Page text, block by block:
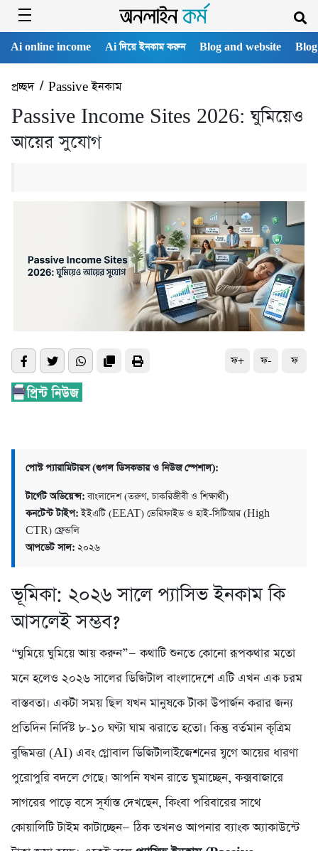
Ai online income Ai দিয়ে ইনকাম করুন Blog and website
প্রচ্ছদ/ Passive ইনকাম
Passive Income Sites 2026: ঘুমিয়েও
আয়ের সুযোগ
ফ+ ফ- ফ
পোস্ট প্যারামিটারস (গুগল ডিসকভার ও নিউজ স্পেশাল):
টার্গেট অডিয়েন্স:বাংলাদেশ (তরুণ, চাকরিজীবী ও শিক্ষার্থী)
কনটেন্ট টাইপ:ইইএটি (EEAT) ভেরিফাইড ও হাই-সিটিআর (High
CTR) ফ্রেন্ডলি
আপডেট সাল: ২০২৬
ভূমিকা: ২০২৬ সালে প্যাসিভ ইনকাম কি
আসলেই সম্ভব?
“ঘুমিয়ে ঘুমিয়ে আয় করুন”— কথাটি শুনতে কোনো রূপকথার মতো
মনে হলেও ২০২৬ সালের ডিজিটাল বাংলাদেশে এটি এখন এক চরম
বাস্তবতা। একটা সময় ছিল যখন মানুষকে টাকা উপার্জন করার জন্য
প্রতিদিন নির্দিষ্ট ৮-১০ ঘণ্টা ঘাম ঝরাতে হতো। কিন্তু বর্তমান কৃত্রিম
বুদ্ধিমত্তা (AI) এবং গ্লোবাল ডিজিটালাইজেশনের যুগে আয়ের ধারণা
পুরোপুরি বদলে গেছে। আপনি যখন রাতে ঘুমাচ্ছেন, কক্সবাজারে
সাগরের পাড়ে বসে সূর্যাস্ত দেখছেন, কিংবা পরিবারের সাথে
কোয়ালিটি টাইম কাটাচ্ছেন— ঠিক তখনও আপনার ব্যাংক অ্যাকাউন্টে